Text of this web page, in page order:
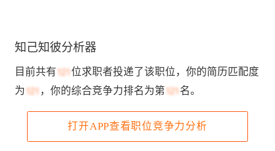
知己知彼分析器
目前共有
位求职者投递了该职位，你的简历匹配度
为
，你的综合竞争力排名为第 名。
打开APP查看职位竞争力分析